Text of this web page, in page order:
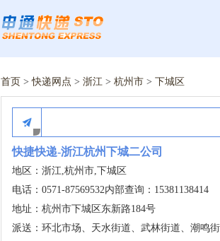
首页 >快递网点 > 浙江 > 杭州市 > 下城区
快捷快递-浙江杭州下城二公司
地区：浙江,杭州市,下城区
电话：0571-87569532内部查询：15381138414
地址：杭州市下城区东新路184号
派送：环北市场、天水街道、武林街道、潮鸣